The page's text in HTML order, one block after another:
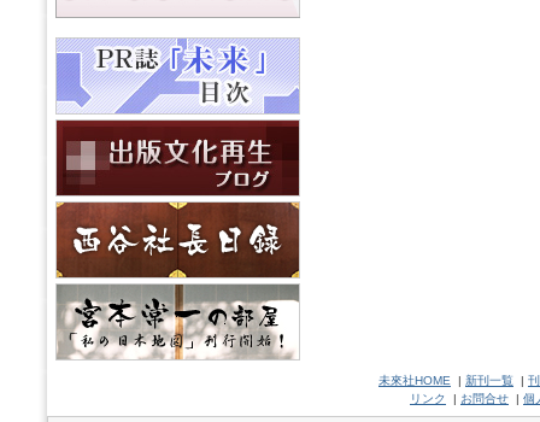
未來社HOME | 新刊一覧 |
リンク
| お問合せ | 個